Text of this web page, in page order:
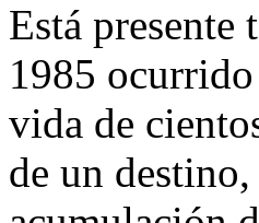
Está
1985
vida de
de un